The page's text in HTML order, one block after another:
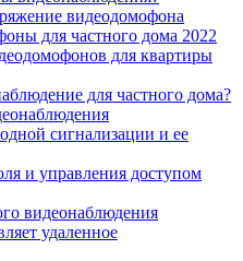
видеодомофона
для частного дома 2022
для квартиры
для частного дома?
сигнализации и ее
и управления доступом
видеонаблюдения
удаленное